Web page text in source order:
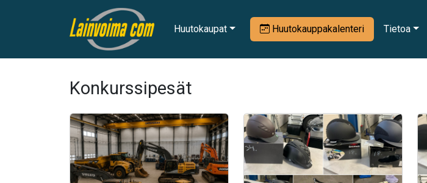
Huutokaupat Huutokauppakalenteri Tietoa
Konkurssipesät